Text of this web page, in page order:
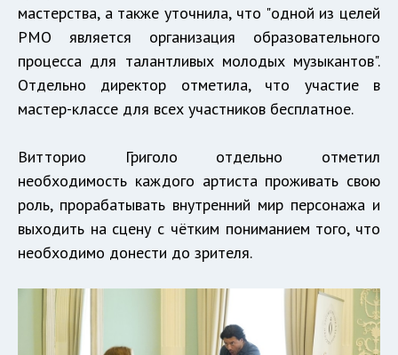
мастерства, а также уточнила, что "одной из целей
РМО является организация образовательного
процесса для талантливых молодых музыкантов".
Отдельно директор отметила, что участие в
мастер-классе для всех участников бесплатное.
Витторио Григоло отдельно отметил
необходимость каждого артиста проживать свою
роль, прорабатывать внутренний мир персонажа и
выходить на сцену с чётким пониманием того, что
необходимо донести до зрителя.